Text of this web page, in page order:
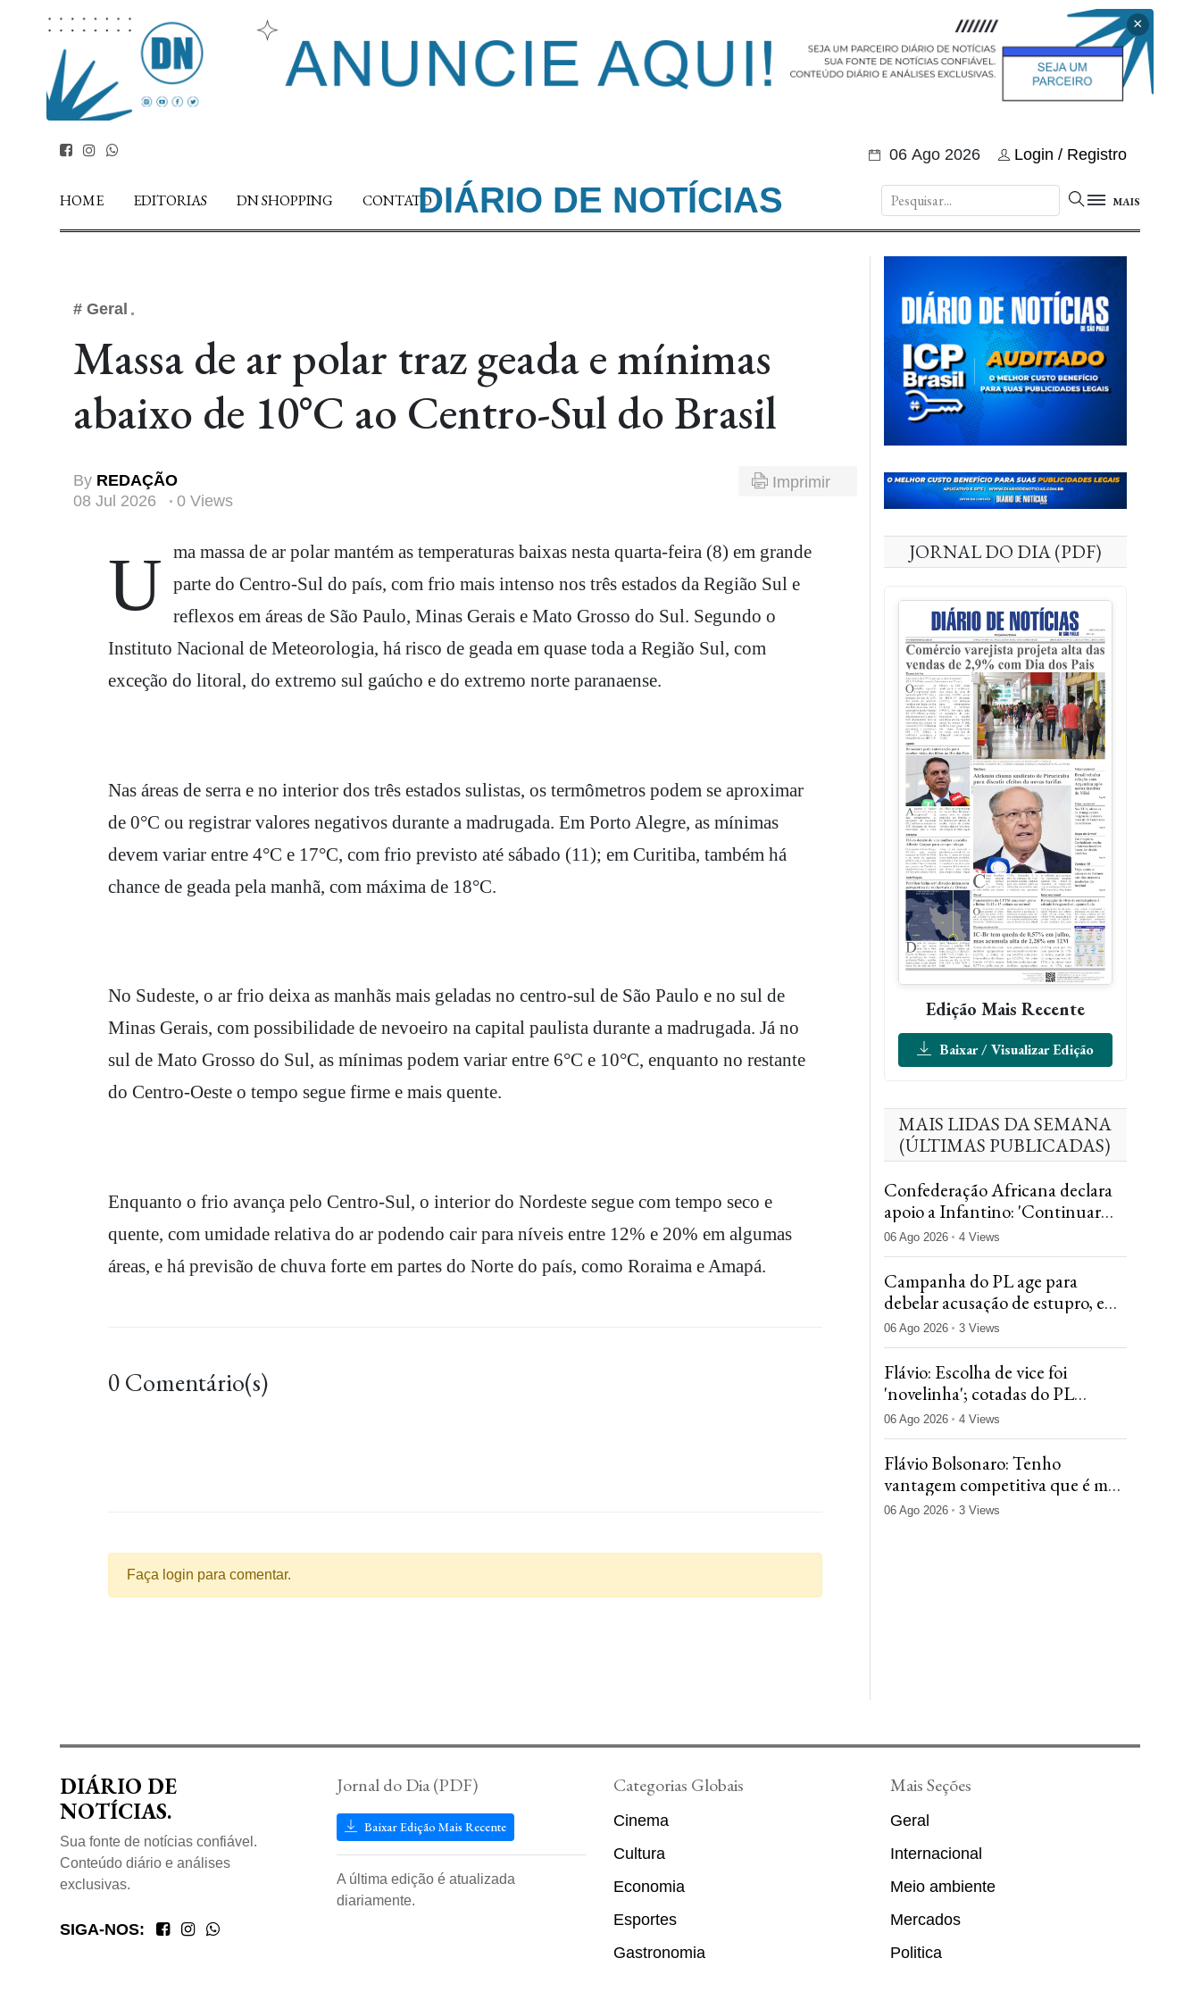
×
06 Ago 2026 Login / Registro
HOME EDITORIAS DN SHOPPING CONTATODIÁRIO DE NOTÍCIAS MAIS
# Geral
Massa de ar polar traz geada e mínimas
abaixo de 10°C ao Centro-Sul do Brasil
By REDAÇÃO
08 Jul 2026
0 Views
Imprimir
Uma massa de ar polar mantém as temperaturas baixas nesta quarta-feira (8) em grande
parte do Centro-Sul do país, com frio mais intenso nos três estados da Região Sul e
reflexos em áreas de São Paulo, Minas Gerais e Mato Grosso do Sul. Segundo o
Instituto Nacional de Meteorologia, há risco de geada em quase toda a Região Sul, com
exceção do litoral, do extremo sul gaúcho e do extremo norte paranaense.
Nas áreas de serra e no interior dos três estados sulistas, os termômetros podem se aproximar
de 0°C ou registrar valores negativos durante a madrugada. Em Porto Alegre, as mínimas
devem variar entre 4°C e 17°C, com frio previsto até sábado (11); em Curitiba, também há
chance de geada pela manhã, com máxima de 18°C.
No Sudeste, o ar frio deixa as manhãs mais geladas no centro-sul de São Paulo e no sul de
Minas Gerais, com possibilidade de nevoeiro na capital paulista durante a madrugada. Já no
sul de Mato Grosso do Sul, as mínimas podem variar entre 6°C e 10°C, enquanto no restante
do Centro-Oeste o tempo segue firme e mais quente.
Enquanto o frio avança pelo Centro-Sul, o interior do Nordeste segue com tempo seco e
quente, com umidade relativa do ar podendo cair para níveis entre 12% e 20% em algumas
áreas, e há previsão de chuva forte em partes do Norte do país, como Roraima e Amapá.
0 Comentário(s)
Faça login para comentar.
JORNAL DO DIA (PDF)
Edição Mais Recente
Baixar / Visualizar Edição
MAIS LIDAS DA SEMANA
(ÚLTIMAS PUBLICADAS)
Confederação Africana declara
apoio a Infantino: 'Continuar
trabalhando em conjunto com a
Fifa'
06 Ago 2026 4 Views
Campanha do PL age para
debelar acusação de estupro, e
Gaspar descarta acordo com
Lindbergh
06 Ago 2026 3 Views
Flávio: Escolha de vice foi
'novelinha'; cotadas do PL
estavam com candidaturas
estruturadas
06 Ago 2026 4 Views
Flávio Bolsonaro: Tenho
vantagem competitiva que é me
relacionar bem com Congresso
06 Ago 2026 3 Views
DIÁRIO DE
NOTÍCIAS.
Sua fonte de notícias confiável.
Conteúdo diário e análises
exclusivas.
SIGA-NOS:
Jornal do Dia (PDF)
Baixar Edição Mais Recente
A última edição é atualizada
diariamente.
Categorias Globais
Cinema
Cultura
Economia
Esportes
Gastronomia
Mais Seções
Geral
Internacional
Meio ambiente
Mercados
Politica